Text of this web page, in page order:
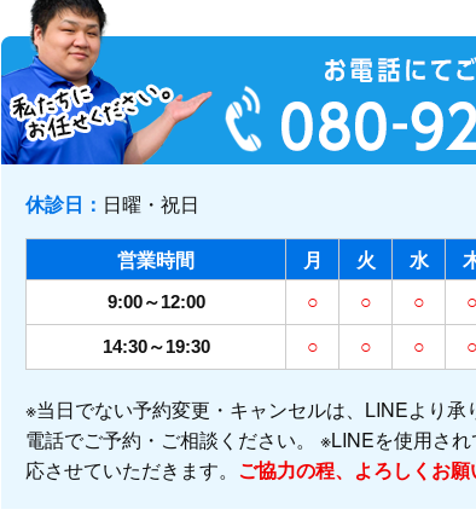
休診日： 日曜・祝日
営業時間
月 火 水
9:00～12:00 ○ ○ ○ ○
14:30～19:30 ○ ○ ○ ○
※当日でない予約変更・キャンセルは、LINEより承
電話でご予約・ご相談ください。 ※LINEを使用さ
応させていただきます。 ご協力の程、よろしくお願